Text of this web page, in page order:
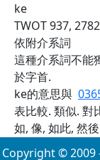
ke
TWOT 937,
依附介系詞
這種介系詞不能
於字首.
ke的意思與
表比較. 類似. 對
如, 像, 如此, 然後
Copyright © 2009